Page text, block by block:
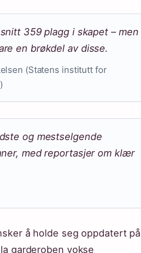
359 plagg i skapet – men
en brøkdel av disse.
(Statens institutt for
og mestselgende
med reportasjer om klær
å holde seg oppdatert på
garderoben vokse